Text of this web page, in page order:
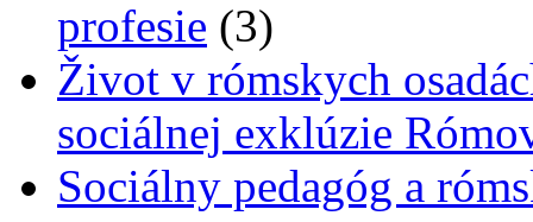
profesie (3)
Život v rómskych
sociálnej exklúzie
Sociálny pedagóg a